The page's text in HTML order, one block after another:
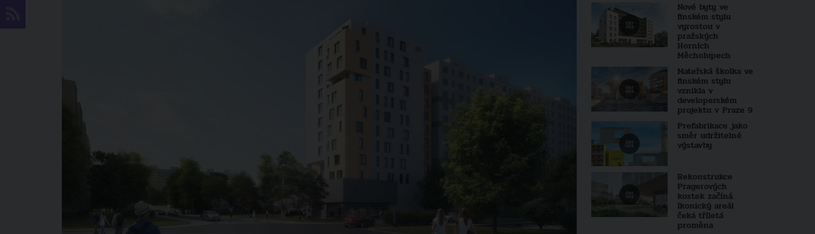
Nové byty ve
finském stylu
vyrostou v
pražských
Horních
Měcholupech
Mateřská školka ve
finském stylu
vznikla v
developerském
projektu v Praze 9
Prefabrikace jako
směr udržitelné
výstavby
Rekonstrukce
Pragerových
kostek začíná.
Ikonický areál
čeká tříletá
proměna